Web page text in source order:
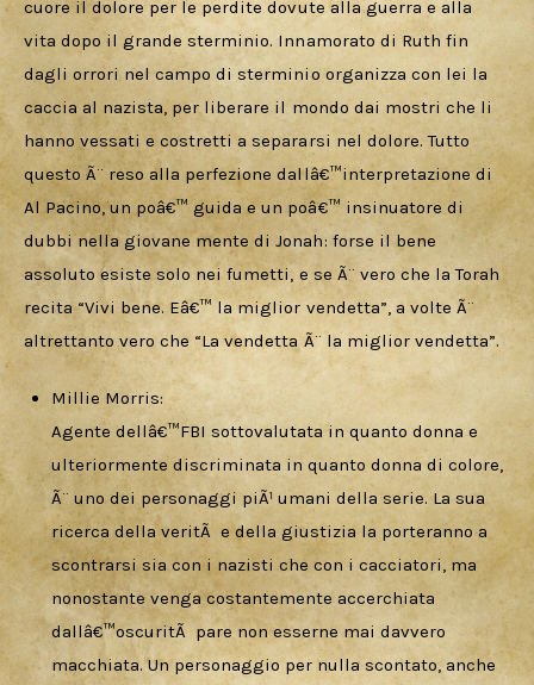
cuore il dolore per le perdite dovute alla guerra e alla
vita dopo il grande sterminio. Innamorato di Ruth fin
dagli orrori nel campo di sterminio organizza con lei la
caccia al nazista, per liberare il mondo dai mostri che li
hanno vessati e costretti a separarsi nel dolore. Tutto
questo Ã¨ reso alla perfezione dallâ€™interpretazione di
Al Pacino, un poâ€™ guida e un poâ€™ insinuatore di
dubbi nella giovane mente di Jonah: forse il bene
assoluto esiste solo nei fumetti, e se Ã¨ vero che la Torah
recita “Vivi bene. Eâ€™ la miglior vendetta”, a volte Ã¨
altrettanto vero che “La vendetta Ã¨ la miglior vendetta”.
Millie Morris:
Agente dellâ€™FBI sottovalutata in quanto donna e
ulteriormente discriminata in quanto donna di colore,
Ã¨ uno dei personaggi piÃ¹ umani della serie. La sua
ricerca della veritÃ e della giustizia la porteranno a
scontrarsi sia con i nazisti che con i cacciatori, ma
nonostante venga costantemente accerchiata
dallâ€™oscuritÃ pare non esserne mai davvero
macchiata. Un personaggio per nulla scontato, anche